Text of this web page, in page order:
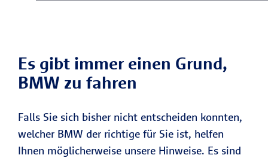
Es gibt immer einen Grund,
BMW zu fahren
Falls Sie sich bisher nicht entscheiden konnten,
welcher BMW der richtige für Sie ist, helfen
Ihnen möglicherweise unsere Hinweise. Es sind